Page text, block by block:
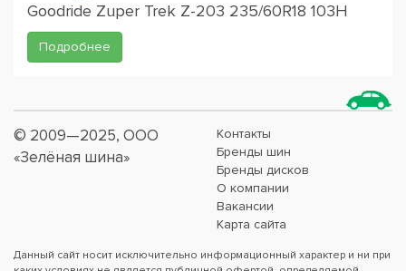
Goodride Zuper Trek Z-203 235/60R18 103H
Подробнее
© 2009—2025, ООО
«Зелёная шина»
Контакты
Бренды шин
Бренды дисков
О компании
Вакансии
Карта сайта
Данный сайт носит исключительно информационный характер и ни при